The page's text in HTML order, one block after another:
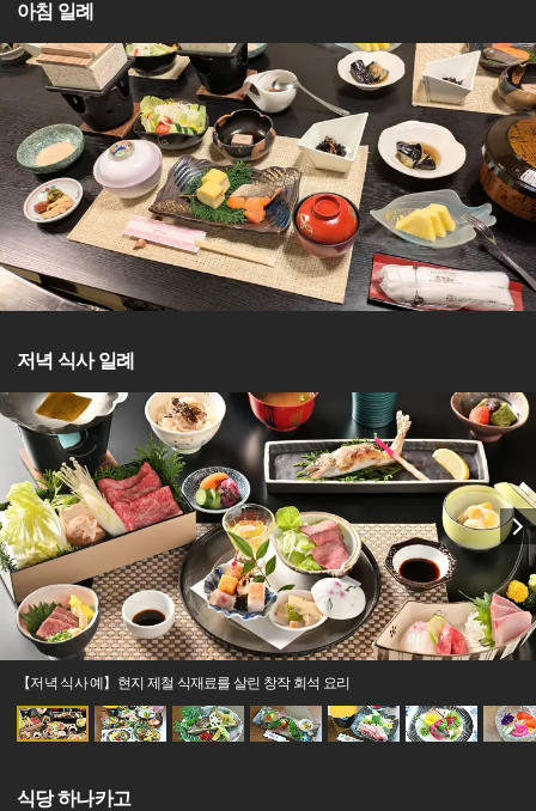
아침 일례
저녁 식사 일례
【저녁 식사 예】현지 제철 식재료를 살린 창작 회석 요리
식당 하나카고